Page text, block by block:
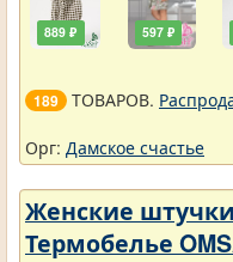
889 ₽ 597 ₽
189 ТОВАРОВ.
Орг: Дамское счастье
Женские
Термобелье